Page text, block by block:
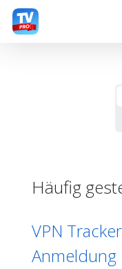
Skip
Häufig
VPN
Anmeldung